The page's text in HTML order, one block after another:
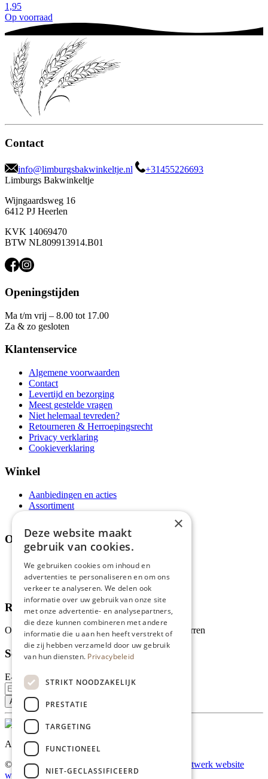
1,95
Op voorraad
Contact
info@limburgsbakwinkeltje.nl
+31455226693
Limburgs Bakwinkeltje
Wijngaardsweg 16
6412 PJ Heerlen
KVK 14069470
BTW NL809913914.B01
Openingstijden
Ma t/m vrij – 8.00 tot 17.00
Za & zo gesloten
Klantenservice
Algemene voorwaarden
Contact
Levertijd en bezorging
Meest gestelde vragen
Niet helemaal tevreden?
Retourneren & Herroepingsrecht
Privacy verklaring
Cookieverklaring
Winkel
Aanbiedingen en acties
Assortiment
Over ons
Wie zijn wij?
Recepten
Tips
Recensies
Onze klanten waarderen ons met 4.9 van de 5 sterren
Schrijf je in voor onze nieuwsbrief
E-mailadres
Al onze prijzen zijn incl. BTW
© Copyright 2026 Limburgs Bakwinkeltje |
Maatwerk website
webmix
×
Deze website maakt
gebruik van cookies.
We gebruiken cookies om inhoud en
advertenties te personaliseren en om ons
verkeer te analyseren. We delen ook
informatie over uw gebruik van onze site
met onze advertentie- en analysepartners,
die deze kunnen combineren met andere
informatie die u aan hen heeft verstrekt of
die zij hebben verzameld door uw gebruik
van hun diensten. Privacybeleid
STRIKT NOODZAKELIJK
PRESTATIE
TARGETING
FUNCTIONEEL
NIET-GECLASSIFICEERD